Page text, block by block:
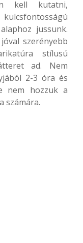
kell kutatni,
jussunk.
szerényebb
stílusú
ad. Nem
2-3 óra és
nem hozzuk a
számára.